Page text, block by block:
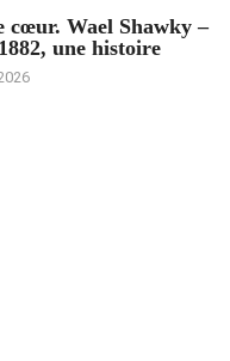
cœur. Wael Shawky –
une histoire